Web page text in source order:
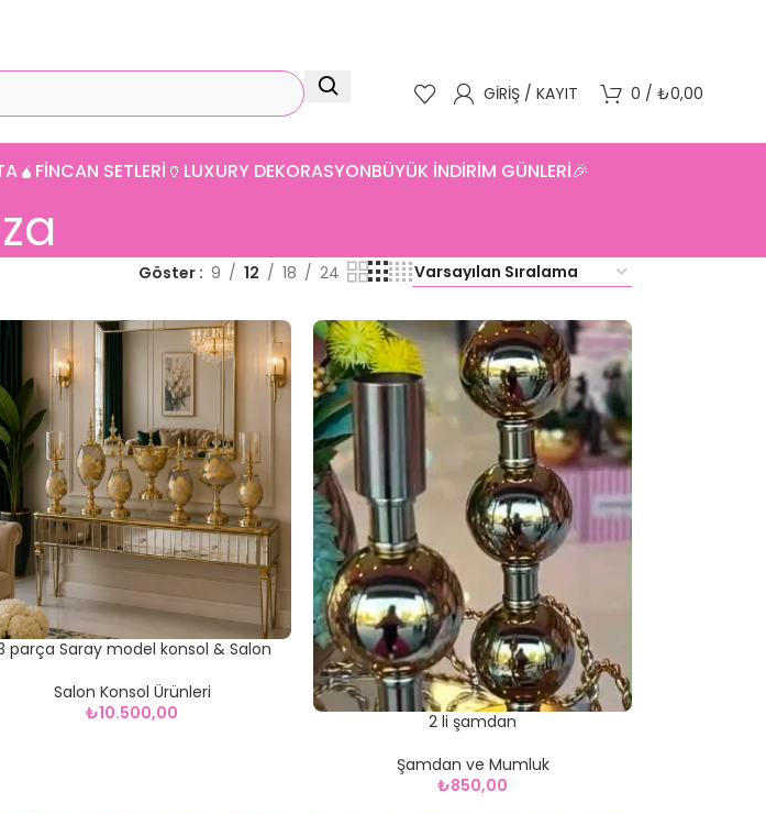
GIRIŞ / KAYIT 0 / ₺0,00
🧉FINCAN SETLERI 🏺LUXURY DEKORASYONBÜYÜK İNDİRİM GÜNLERİ🎉
Göster 9 12 18 24
parça Saray model konsol & Salon
Salon Konsol Ürünleri
₺10.500,00
2 li şamdan
Şamdan ve Mumluk
₺850,00